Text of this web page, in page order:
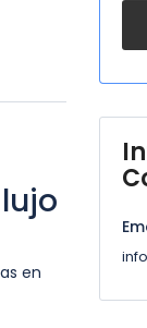
en